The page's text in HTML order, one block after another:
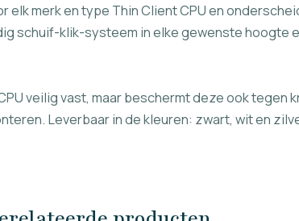
elk merk en type Thin Client CPU en
schuif-klik-systeem in elke gewenste hoogte
veilig vast, maar beschermt deze ook
Leverbaar in de kleuren: zwart, wit en